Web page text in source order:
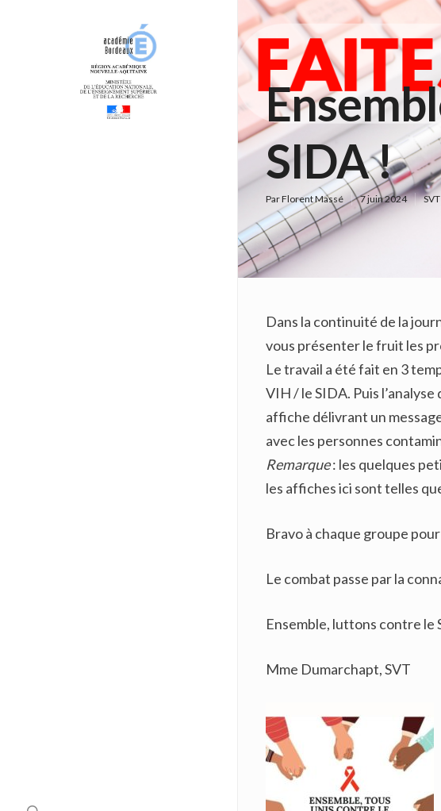
SIDA !
ParFlorent Massé 7 juin 2024 SVT
Dans la continuité de la
vous présenter le fruit les
Le travail a été fait en 3
VIH / le SIDA. Puis
affiche délivrant un
avec les personnes
Remarque: les quelques
les affiches ici sont telles
Bravo à chaque groupe
Le combat passe par la
Ensemble, luttons contre le
Mme Dumarchapt, SVT